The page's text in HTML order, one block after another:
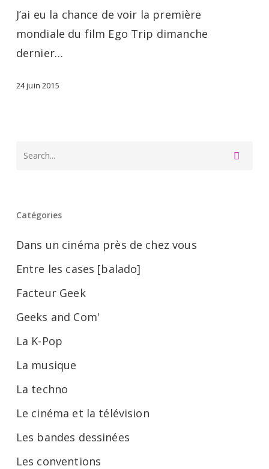
J’ai eu la chance de voir la première
mondiale du film Ego Trip dimanche
dernier…
24 juin 2015
Catégories
Dans un cinéma près de chez vous
Entre les cases [balado]
Facteur Geek
Geeks and Com'
La K-Pop
La musique
La techno
Le cinéma et la télévision
Les bandes dessinées
Les conventions